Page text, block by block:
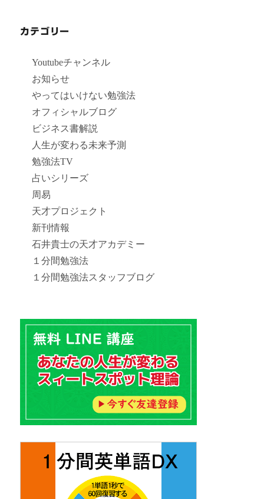
カテゴリー
Youtubeチャンネル
お知らせ
やってはいけない勉強法
オフィシャルブログ
ビジネス書解説
人生が変わる未来予測
勉強法TV
占いシリーズ
周易
天才プロジェクト
新刊情報
石井貴士の天才アカデミー
１分間勉強法
１分間勉強法スタッフブログ